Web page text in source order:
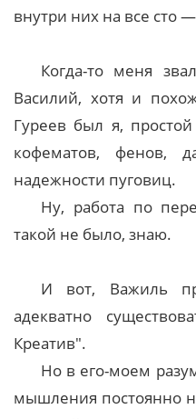
внутри них на все сто
Когда-то меня
Василий, хотя и
Гуреев был я,
кофематов, фенов,
надежности пуговиц.
Ну, работа по
такой не было, знаю.
И вот, Важиль
адекватно
Креатив".
Но в его-моем
мышления постоянно